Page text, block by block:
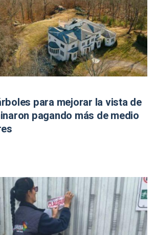
para mejorar la vista de
pagando más de medio